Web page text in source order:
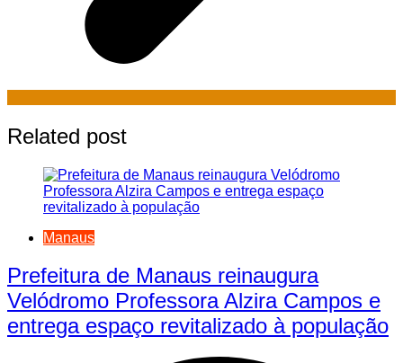
Related post
Manaus
Prefeitura de Manaus reinaugura
Velódromo Professora Alzira Campos e
entrega espaço revitalizado à população